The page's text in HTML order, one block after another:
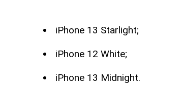
iPhone 13 Starlight;
iPhone 12 White;
iPhone 13 Midnight.